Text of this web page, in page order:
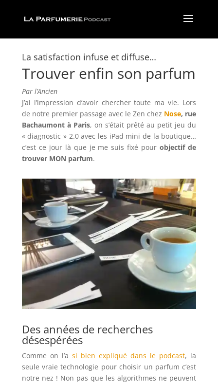
La satisfaction infuse et diffuse…
Trouver enfin son parfum
Par l’Ancien
J’ai l’impression d’avoir chercher toute ma vie. Lors
de notre premier passage avec le Zen chez Nose, rue
Bachaumont à Paris, on s’était prêté au petit jeu du
« diagnostic » 2.0 avec les iPad mini de la boutique…
c’est ce jour là que je me suis fixé pourobjectif de
trouver MON parfum.
Des années de recherches
désespérées
Comme on l’a si bien expliqué dans le podcast, la
seule vraie technologie pour choisir un parfum c’est
notre nez ! Non pas que les algorithmes ne peuvent